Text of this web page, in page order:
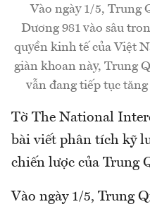
Vào ngày 1/5, Trung
Dương 981 vào sâu
quyền kinh tế của Việt
giàn khoan này, Trung
vẫn đang tiếp tục
Tờ The National
bài viết phân tích kỹ
chiến lược của Trung
Vào ngày 1/5, Trung